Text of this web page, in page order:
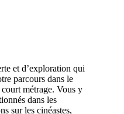
et d’exploration qui
parcours dans le
métrage. Vous y
dans les
sur les cinéastes,